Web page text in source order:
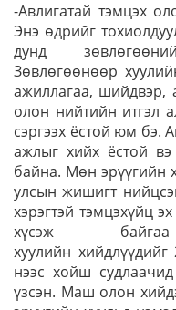
-Авлигатай тэмцэх
Энэ өдрийг
дунд
Зөвлөгөөнөөр
ажиллагаа, шийдвэр,
олон нийтийн итгэл
сэргээх ёстой юм бэ.
ажлыг хийх ёстой
байна. Мөн эрүүгийн
улсын жишигт
хэрэгтэй тэмцэхүйц
хүсэж
хуулийн
нээс хойш
үзсэн. Маш олон